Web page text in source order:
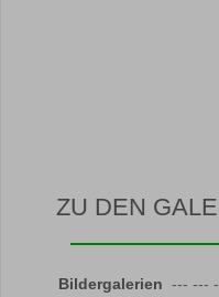
ZU DEN
Bildergalerien --- ---